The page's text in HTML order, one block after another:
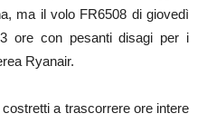
ma il volo FR6508 di giovedì
ore con pesanti disagi per i
Ryanair.
a trascorrere ore intere